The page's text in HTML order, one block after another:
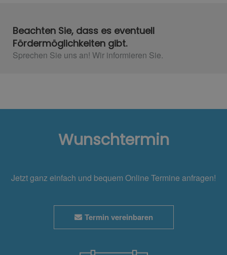
Beachten Sie, dass es eventuell
Fördermöglichkeiten gibt.
Sprechen Sie uns an! Wir informieren Sie.
Wunschtermin
Jetzt ganz einfach und bequem Online Termine anfragen!
Termin vereinbaren